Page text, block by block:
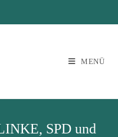
MENÜ
SPD und